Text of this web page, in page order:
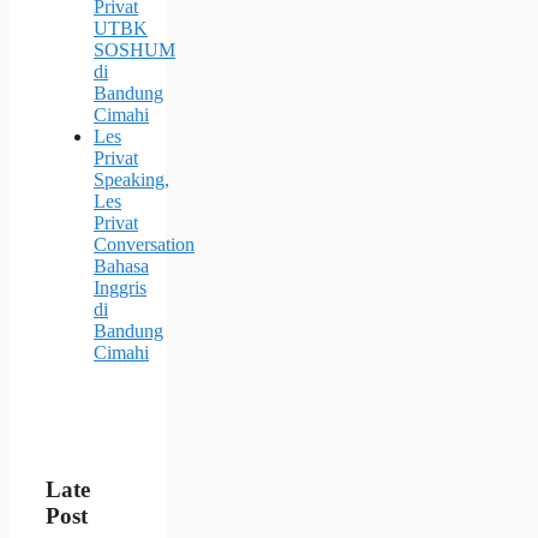
Privat
UTBK
SOSHUM
di
Bandung
Cimahi
Les
Privat
Speaking,
Les
Privat
Conversation
Bahasa
Inggris
di
Bandung
Cimahi
Late
Post